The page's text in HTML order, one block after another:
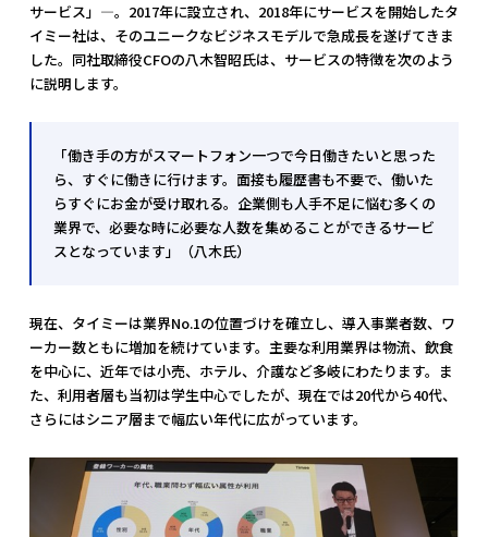
サービス」―。2017年に設立され、2018年にサービスを開始したタ
イミー社は、そのユニークなビジネスモデルで急成長を遂げてきま
した。同社取締役CFOの八木智昭氏は、サービスの特徴を次のよう
に説明します。
「働き手の方がスマートフォン一つで今日働きたいと思った
ら、すぐに働きに行けます。面接も履歴書も不要で、働いた
らすぐにお金が受け取れる。企業側も人手不足に悩む多くの
業界で、必要な時に必要な人数を集めることができるサービ
スとなっています」（八木氏）
現在、タイミーは業界No.1の位置づけを確立し、導入事業者数、ワ
ーカー数ともに増加を続けています。主要な利用業界は物流、飲食
を中心に、近年では小売、ホテル、介護など多岐にわたります。ま
た、利用者層も当初は学生中心でしたが、現在では20代から40代、
さらにはシニア層まで幅広い年代に広がっています。